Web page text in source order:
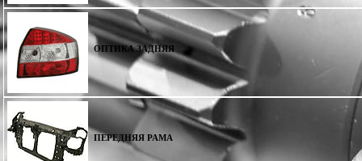
ОПТИКА ЗАДНЯЯ
ПЕРЕДНЯЯ РАМА